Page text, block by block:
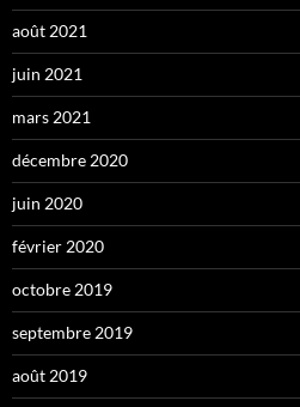
août 2021
juin 2021
mars 2021
décembre 2020
juin 2020
février 2020
octobre 2019
septembre 2019
août 2019